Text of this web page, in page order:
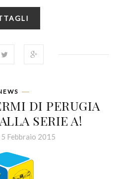
DI PERUGIA
SERIE A!
Febbraio 2015